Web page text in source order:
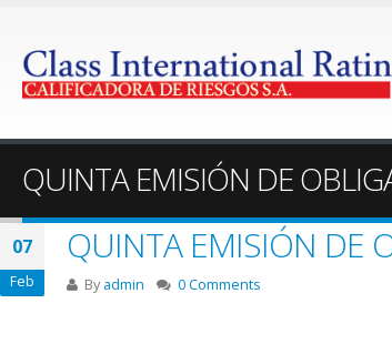
QUINTA EMISIÓN DE
07
Feb
QUINTA EMISIÓN DE
By admin 0 Comments